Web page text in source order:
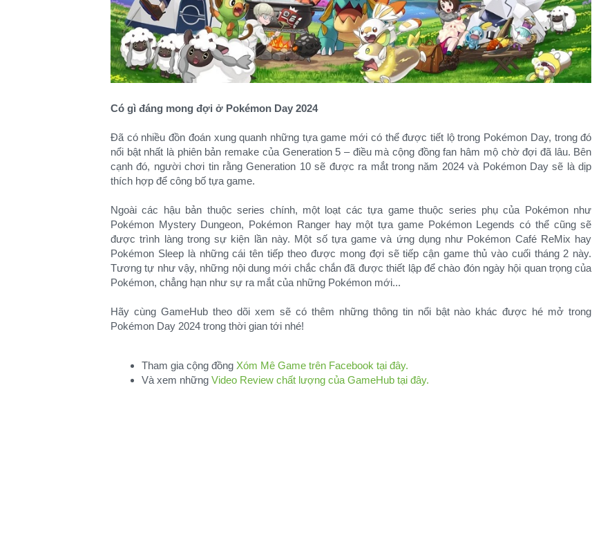
Có gì đáng mong đợi ở Pokémon Day 2024
Đã có nhiều đồn đoán xung quanh những tựa game mới có thể được tiết lộ trong Pokémon Day, trong đó
nổi bật nhất là phiên bản remake của Generation 5 – điều mà cộng đồng fan hâm mộ chờ đợi đã lâu. Bên
cạnh đó, người chơi tin rằng Generation 10 sẽ được ra mắt trong năm 2024 và Pokémon Day sẽ là dịp
thích hợp để công bố tựa game.
Ngoài các hậu bản thuộc series chính, một loạt các tựa game thuộc series phụ của Pokémon như
Pokémon Mystery Dungeon, Pokémon Ranger hay một tựa game Pokémon Legends có thể cũng sẽ
được trình làng trong sự kiện lần này. Một số tựa game và ứng dụng như Pokémon Café ReMix hay
Pokémon Sleep là những cái tên tiếp theo được mong đợi sẽ tiếp cận game thủ vào cuối tháng 2 này.
Tương tự như vậy, những nội dung mới chắc chắn đã được thiết lập để chào đón ngày hội quan trọng của
Pokémon, chẳng hạn như sự ra mắt của những Pokémon mới...
Hãy cùng GameHub theo dõi xem sẽ có thêm những thông tin nổi bật nào khác được hé mở trong
Pokémon Day 2024 trong thời gian tới nhé!
Tham gia cộng đồng Xóm Mê Game trên Facebook tại đây.
Và xem những Video Review chất lượng của GameHub tại đây.